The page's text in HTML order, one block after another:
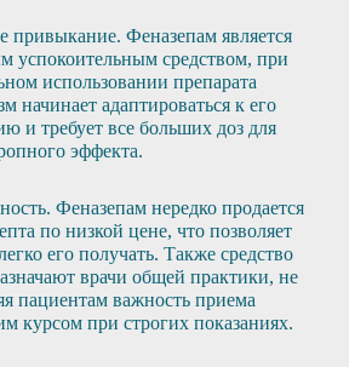
привыкание. Феназепам является
успокоительным средством, при
использовании препарата
начинает адаптироваться к его
и требует все больших доз для
эффекта.
Феназепам нередко продается
по низкой цене, что позволяет
его получать. Также средство
врачи общей практики, не
пациентам важность приема
курсом при строгих показаниях.